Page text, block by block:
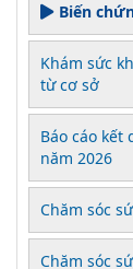
Biến
Khám sức
từ cơ sở
Báo cáo
năm 2026
Chăm sóc
Chăm sóc